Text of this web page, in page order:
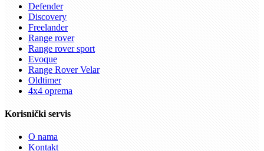
Defender
Discovery
Freelander
Range rover
Range rover sport
Evoque
Range Rover Velar
Oldtimer
4x4 oprema
Korisnički servis
O nama
Kontakt